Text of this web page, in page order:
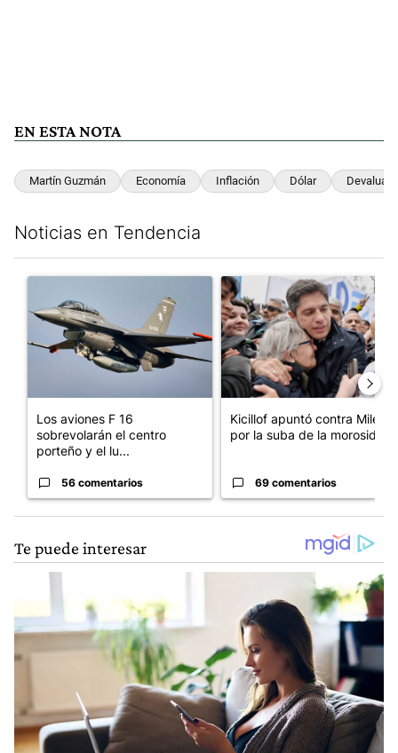
EN ESTA NOTA
Martín Guzmán Economía Inflación Dólar
Noticias en Tendencia
Un artículo de tendencia con el título "Los aviones F 16
Los aviones F 16
sobrevolarán el centro
porteño y el lu...
56 comentarios
Un artículo de tendencia con
Kicillof apuntó contra Milei
por la suba de la morosida...
69 comentarios